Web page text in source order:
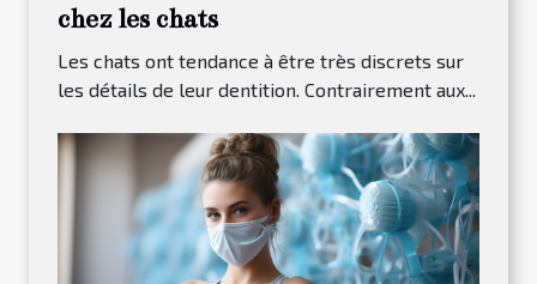
chez les chats
Les chats ont tendance à être très discrets sur
les détails de leur dentition. Contrairement aux...